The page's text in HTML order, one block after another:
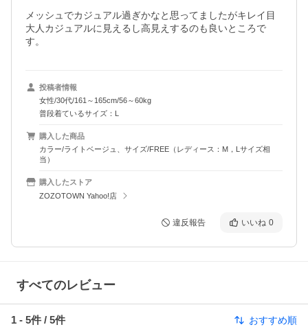
メッシュでカジュアル過ぎかなと思ってましたがキレイ目
大人カジュアルに見えるし高見えするのも良いところで
す。
投稿者情報
女性/30代/161～165cm/56～60kg
普段着ているサイズ：L
購入した商品
カラー/ライトベージュ、サイズ/FREE（レディース：M，Lサイズ相
当）
購入したストア
ZOZOTOWN Yahoo!店
違反報告 いいね 0
すべてのレビュー
1 - 5件 / 5件 おすすめ順